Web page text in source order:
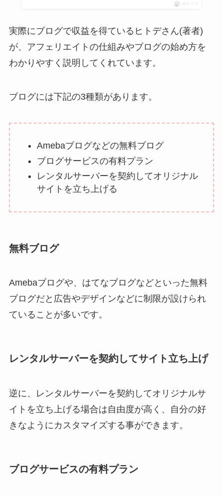
ポチップ
実際にブログで収益を得ているヒトデさん(著者)
が、アフェリエイトの仕組みやブログの始め方を
わかりやすく説明してくれています。
ブログには下記の3種類があります。
Amebaブログなどの無料ブログ
ブログサービスの有料プラン
レンタルサーバーを契約してオリジナル
サイトを立ち上げる
無料ブログ
Amebaブログや、はてなブログなどといった無料
ブログだと広告やデザインなどに制限が設けられ
ていることが多いです。
レンタルサーバーを契約してサイト立ち上げ
逆に、レンタルサーバーを契約してオリジナルサ
イトを立ち上げる場合は自由度が高く、自分の好
きなようにカスタマイズする事ができます。
ブログサービスの有料プラン